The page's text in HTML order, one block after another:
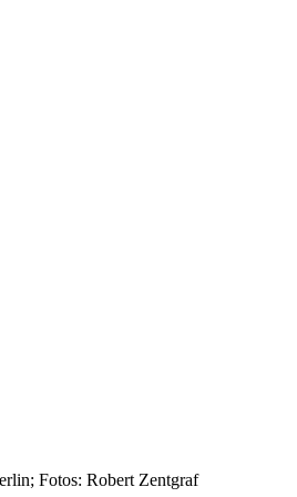
Fotos: Robert Zentgraf